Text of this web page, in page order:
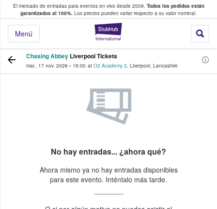
El mercado de entradas para eventos en vivo desde 2009. Todos los pedidos están
garantizados al 100%. Los precios pueden variar respecto a su valor nominal.
StubHub:
Menú
y venta de entradas entre fans
Chasing Abbey Liverpool Tickets
mar., 17 nov. 2026 • 19:00 at O2 Academy 2, Liverpool, Lancashire
No hay entradas... ¿ahora qué?
Ahora mismo ya no hay entradas disponibles
para este evento. Inténtalo más tarde.